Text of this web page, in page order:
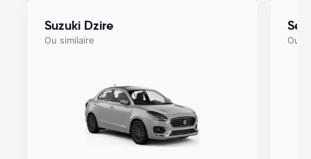
Suzuki Dzire
Ou similaire Ou